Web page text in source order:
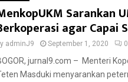
Sarankan
agar Capai
adminJ9 September 1, 2020 0
jurnal9.com – Menteri
Masduki menyarankan